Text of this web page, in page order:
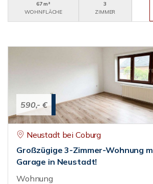
67 m²
WOHNFLÄCHE
3
ZIMMER
590,- €
Neustadt bei Coburg
Großzügige 3-Zimmer-Wohnung
Garage in Neustadt!
Wohnung